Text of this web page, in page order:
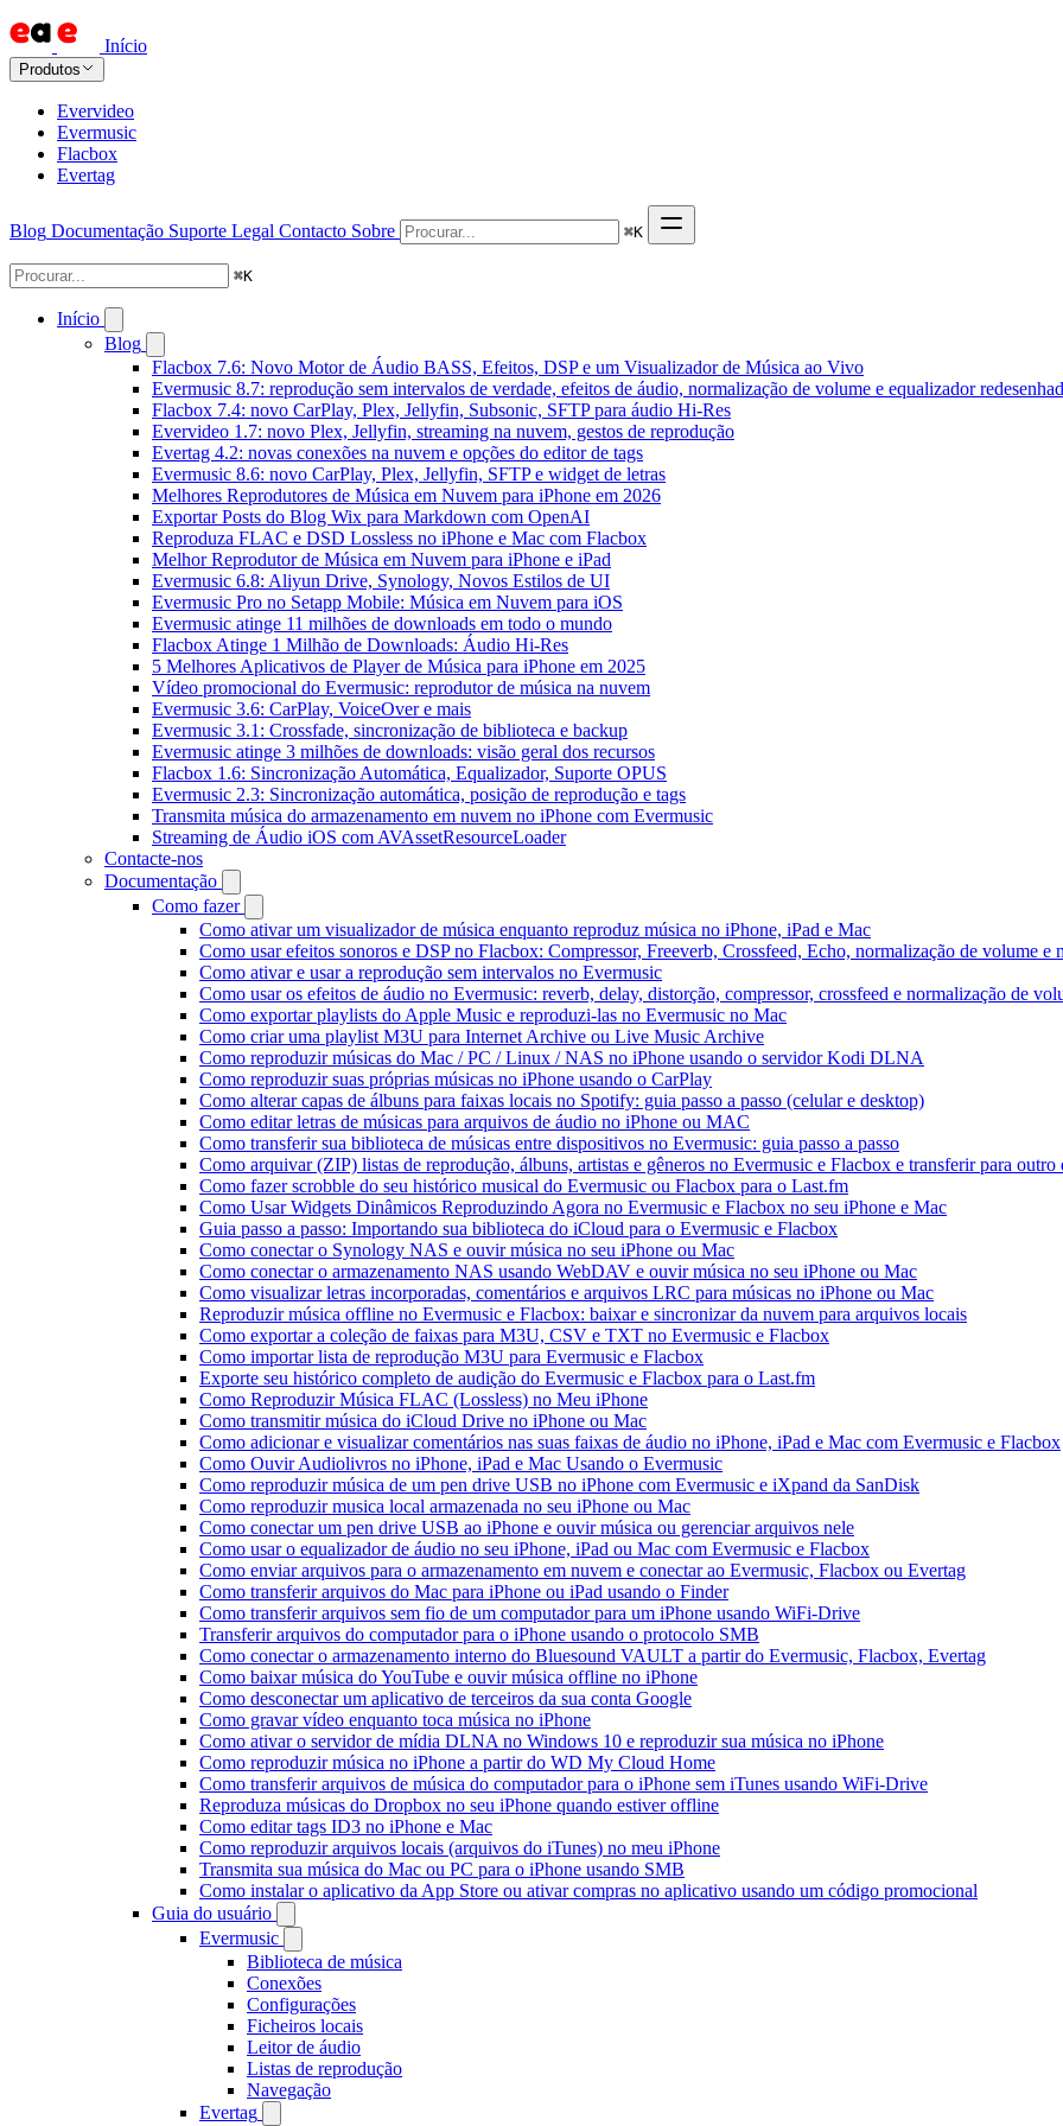
Início
Produtos
Evervideo
Evermusic
Flacbox
Evertag
Blog Documentação Suporte Legal Contacto Sobre ⌘K
⌘K
Início
Blog
Flacbox 7.6: Novo Motor de Áudio BASS, Efeitos, DSP e um Visualizador de Música ao Vivo
Evermusic 8.7: reprodução sem intervalos de verdade, efeitos de áudio, normalização de volume e equalizador
Flacbox 7.4: novo CarPlay, Plex, Jellyfin, Subsonic, SFTP para áudio Hi-Res
Evervideo 1.7: novo Plex, Jellyfin, streaming na nuvem, gestos de reprodução
Evertag 4.2: novas conexões na nuvem e opções do editor de tags
Evermusic 8.6: novo CarPlay, Plex, Jellyfin, SFTP e widget de letras
Melhores Reprodutores de Música em Nuvem para iPhone em 2026
Exportar Posts do Blog Wix para Markdown com OpenAI
Reproduza FLAC e DSD Lossless no iPhone e Mac com Flacbox
Melhor Reprodutor de Música em Nuvem para iPhone e iPad
Evermusic 6.8: Aliyun Drive, Synology, Novos Estilos de UI
Evermusic Pro no Setapp Mobile: Música em Nuvem para iOS
Evermusic atinge 11 milhões de downloads em todo o mundo
Flacbox Atinge 1 Milhão de Downloads: Áudio Hi-Res
5 Melhores Aplicativos de Player de Música para iPhone em 2025
Vídeo promocional do Evermusic: reprodutor de música na nuvem
Evermusic 3.6: CarPlay, VoiceOver e mais
Evermusic 3.1: Crossfade, sincronização de biblioteca e backup
Evermusic atinge 3 milhões de downloads: visão geral dos recursos
Flacbox 1.6: Sincronização Automática, Equalizador, Suporte OPUS
Evermusic 2.3: Sincronização automática, posição de reprodução e tags
Transmita música do armazenamento em nuvem no iPhone com Evermusic
Streaming de Áudio iOS com AVAssetResourceLoader
Contacte-nos
Documentação
Como fazer
Como ativar um visualizador de música enquanto reproduz música no iPhone, iPad e Mac
Como usar efeitos sonoros e DSP no Flacbox: Compressor, Freeverb, Crossfeed, Echo, normalização de volume e
Como ativar e usar a reprodução sem intervalos no Evermusic
Como usar os efeitos de áudio no Evermusic: reverb, delay, distorção, compressor, crossfeed e normalização de
Como exportar playlists do Apple Music e reproduzi-las no Evermusic no Mac
Como criar uma playlist M3U para Internet Archive ou Live Music Archive
Como reproduzir músicas do Mac / PC / Linux / NAS no iPhone usando o servidor Kodi DLNA
Como reproduzir suas próprias músicas no iPhone usando o CarPlay
Como alterar capas de álbuns para faixas locais no Spotify: guia passo a passo (celular e desktop)
Como editar letras de músicas para arquivos de áudio no iPhone ou MAC
Como transferir sua biblioteca de músicas entre dispositivos no Evermusic: guia passo a passo
Como arquivar (ZIP) listas de reprodução, álbuns, artistas e gêneros no Evermusic e Flacbox e transferir para
Como fazer scrobble do seu histórico musical do Evermusic ou Flacbox para o Last.fm
Como Usar Widgets Dinâmicos Reproduzindo Agora no Evermusic e Flacbox no seu iPhone e Mac
Guia passo a passo: Importando sua biblioteca do iCloud para o Evermusic e Flacbox
Como conectar o Synology NAS e ouvir música no seu iPhone ou Mac
Como conectar o armazenamento NAS usando WebDAV e ouvir música no seu iPhone ou Mac
Como visualizar letras incorporadas, comentários e arquivos LRC para músicas no iPhone ou Mac
Reproduzir música offline no Evermusic e Flacbox: baixar e sincronizar da nuvem para arquivos locais
Como exportar a coleção de faixas para M3U, CSV e TXT no Evermusic e Flacbox
Como importar lista de reprodução M3U para Evermusic e Flacbox
Exporte seu histórico completo de audição do Evermusic e Flacbox para o Last.fm
Como Reproduzir Música FLAC (Lossless) no Meu iPhone
Como transmitir música do iCloud Drive no iPhone ou Mac
Como adicionar e visualizar comentários nas suas faixas de áudio no iPhone, iPad e Mac com Evermusic e Flacbox
Como Ouvir Audiolivros no iPhone, iPad e Mac Usando o Evermusic
Como reproduzir música de um pen drive USB no iPhone com Evermusic e iXpand da SanDisk
Como reproduzir musica local armazenada no seu iPhone ou Mac
Como conectar um pen drive USB ao iPhone e ouvir música ou gerenciar arquivos nele
Como usar o equalizador de áudio no seu iPhone, iPad ou Mac com Evermusic e Flacbox
Como enviar arquivos para o armazenamento em nuvem e conectar ao Evermusic, Flacbox ou Evertag
Como transferir arquivos do Mac para iPhone ou iPad usando o Finder
Como transferir arquivos sem fio de um computador para um iPhone usando WiFi-Drive
Transferir arquivos do computador para o iPhone usando o protocolo SMB
Como conectar o armazenamento interno do Bluesound VAULT a partir do Evermusic, Flacbox, Evertag
Como baixar música do YouTube e ouvir música offline no iPhone
Como desconectar um aplicativo de terceiros da sua conta Google
Como gravar vídeo enquanto toca música no iPhone
Como ativar o servidor de mídia DLNA no Windows 10 e reproduzir sua música no iPhone
Como reproduzir música no iPhone a partir do WD My Cloud Home
Como transferir arquivos de música do computador para o iPhone sem iTunes usando WiFi-Drive
Reproduza músicas do Dropbox no seu iPhone quando estiver offline
Como editar tags ID3 no iPhone e Mac
Como reproduzir arquivos locais (arquivos do iTunes) no meu iPhone
Transmita sua música do Mac ou PC para o iPhone usando SMB
Como instalar o aplicativo da App Store ou ativar compras no aplicativo usando um código promocional
Guia do usuário
Evermusic
Biblioteca de música
Conexões
Configurações
Ficheiros locais
Leitor de áudio
Listas de reprodução
Navegação
Evertag